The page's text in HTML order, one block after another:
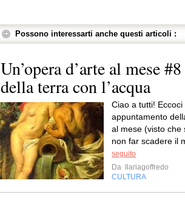
Possono interessarti anche questi articoli :
Un’opera d’arte al mese
della terra con l’acqua
Ciao a tutti!
appuntamento
al mese (visto che
non far scadere il
seguito
Da
Ilariagoffredo
CULTURA